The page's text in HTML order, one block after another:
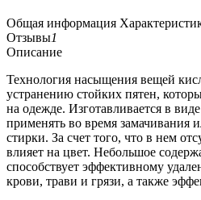
Общая информация
Отзывы1
Описание
Технология насыщения вещей
устранению стойких пятен,
на одежде. Изготавливается в
применять во время замачивания
стирки. За счет того, что в нем
влияет на цвет. Небольшое
способствует эффективному
крови, трави и грязи, а также